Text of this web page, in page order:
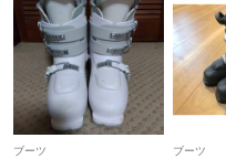
〈発送方法〉
基本的に佐川急便・ゆうパック
発送先の地域や商品の大きさ
上記以外の業者に変更になる
小物や厚さがないものは、ク
配送指定がある場合、事前に
ブーツ ブーツ